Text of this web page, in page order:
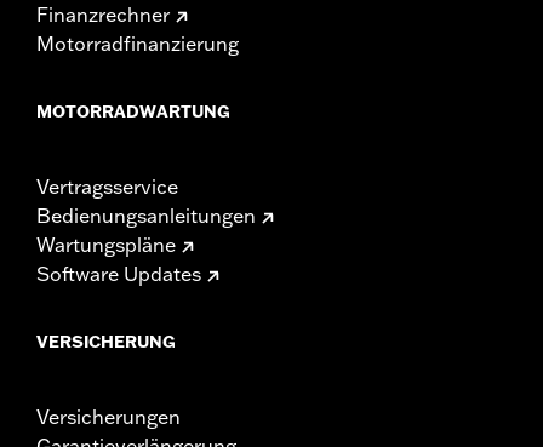
Finanzrechner
Motorradfinanzierung
MOTORRADWARTUNG
Vertragsservice
Bedienungsanleitungen
Wartungspläne
Software Updates
VERSICHERUNG
Versicherungen